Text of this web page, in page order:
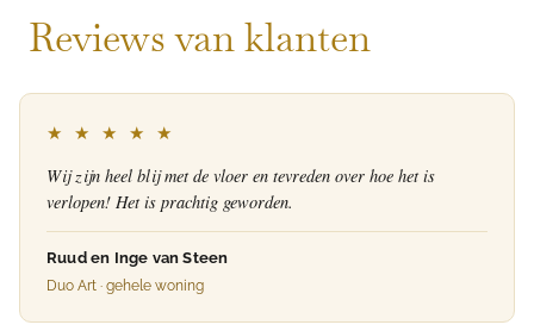
Reviews van klanten
★ ★ ★ ★ ★
Wij zijn heel blij met de vloer en tevreden over hoe het is
verlopen! Het is prachtig geworden.
Ruud en Inge van Steen
Duo Art · gehele woning